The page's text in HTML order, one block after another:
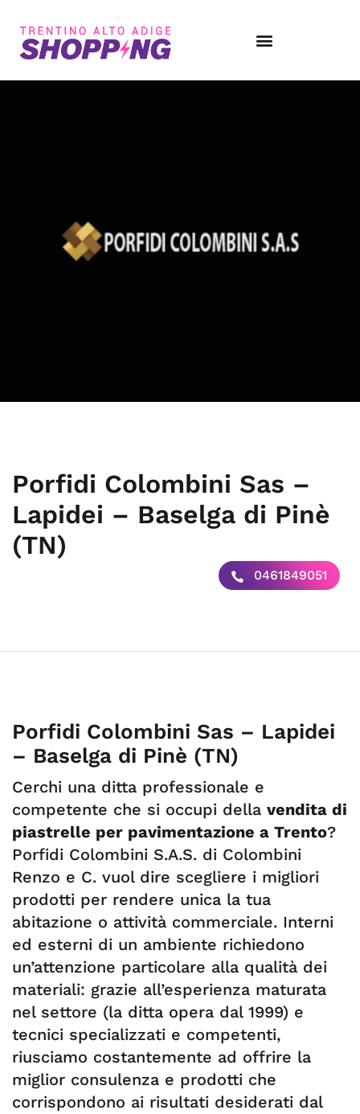
Porfidi Colombini Sas –
Lapidei – Baselga di Pinè
(TN)
0461849051
Porfidi Colombini Sas – Lapidei
– Baselga di Pinè (TN)
Cerchi una ditta professionale e
competente che si occupi della vendita di
piastrelle per pavimentazione a Trento?
Porfidi Colombini S.A.S. di Colombini
Renzo e C. vuol dire scegliere i migliori
prodotti per rendere unica la tua
abitazione o attività commerciale. Interni
ed esterni di un ambiente richiedono
un’attenzione particolare alla qualità dei
materiali: grazie all’esperienza maturata
nel settore (la ditta opera dal 1999) e
tecnici specializzati e competenti,
riusciamo costantemente ad offrire la
miglior consulenza e prodotti che
corrispondono ai risultati desiderati dal